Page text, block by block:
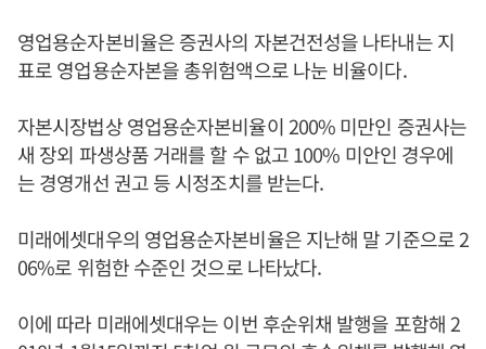
영업용순자본비율은 증권사의 자본건전성을 나타내는 지
표로 영업용순자본을 총위험액으로 나눈 비율이다.
자본시장법상 영업용순자본비율이 200% 미만인 증권사는
새 장외 파생상품 거래를 할 수 없고 100% 미안인 경우에
는 경영개선 권고 등 시정조치를 받는다.
미래에셋대우의 영업용순자본비율은 지난해 말 기준으로 2
06%로 위험한 수준인 것으로 나타났다.
이에 따라 미래에셋대우는 이번 후순위채 발행을 포함해 2